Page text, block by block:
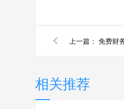
上一篇：
相关推荐